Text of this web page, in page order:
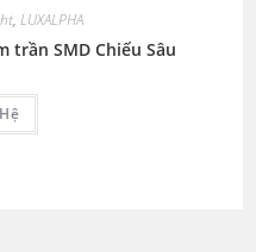
, LUXALPHA
trần SMD Chiếu Sâu